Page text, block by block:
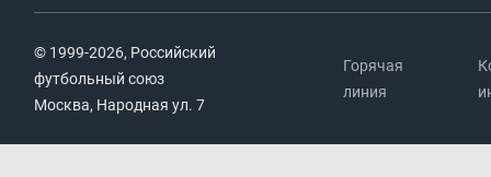
© 1999-2026, Российский
футбольный союз
Москва, Народная ул. 7
Горячая
линия